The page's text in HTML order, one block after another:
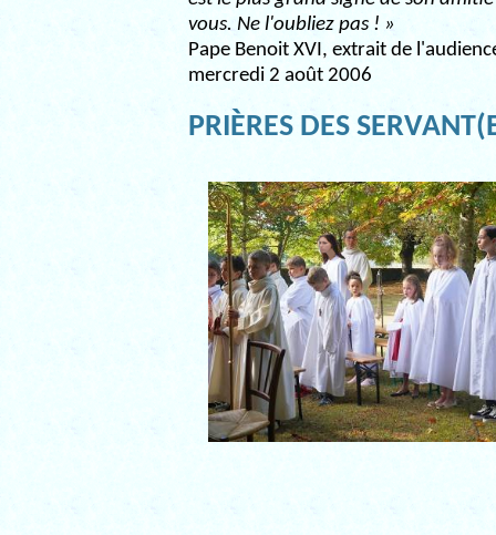
vous. Ne l'oubliez pas ! »
Pape Benoit XVI, extrait de
mercredi 2 août 2006
PRIÈRES DES